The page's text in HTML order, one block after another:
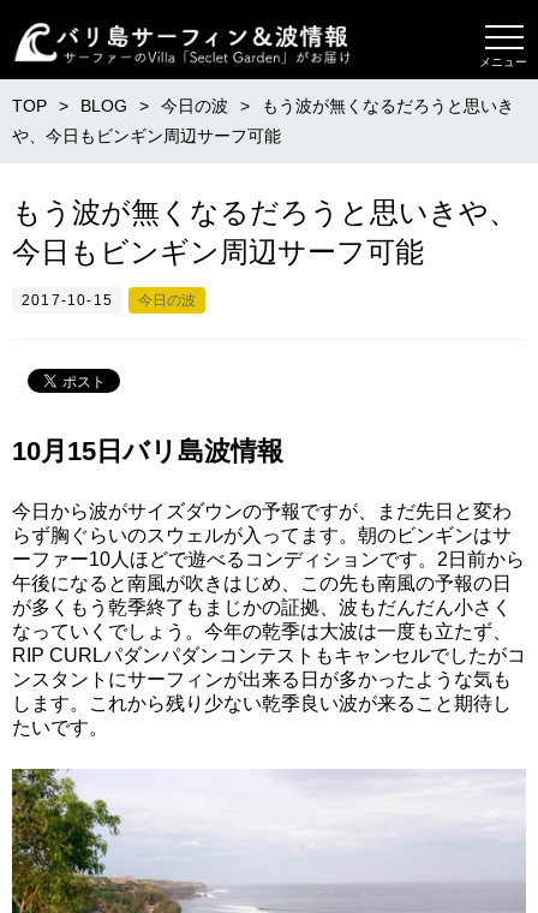
メニュー
TOP BLOG 今日の波
もう波が無くなるだろうと思いき
や、今日もビンギン周辺サーフ可能
もう波が無くなるだろうと思いきや、
今日もビンギン周辺サーフ可能
2017-10-15 今日の波
10月15日バリ島波情報
今日から波がサイズダウンの予報ですが、まだ先日と変わ
らず胸ぐらいのスウェルが入ってます。朝のビンギンはサ
ーファー10人ほどで遊べるコンディションです。2日前から
午後になると南風が吹きはじめ、この先も南風の予報の日
が多くもう乾季終了もまじかの証拠、波もだんだん小さく
なっていくでしょう。今年の乾季は大波は一度も立たず、
RIP CURLパダンパダンコンテストもキャンセルでしたがコ
ンスタントにサーフィンが出来る日が多かったような気も
します。これから残り少ない乾季良い波が来ること期待し
たいです。